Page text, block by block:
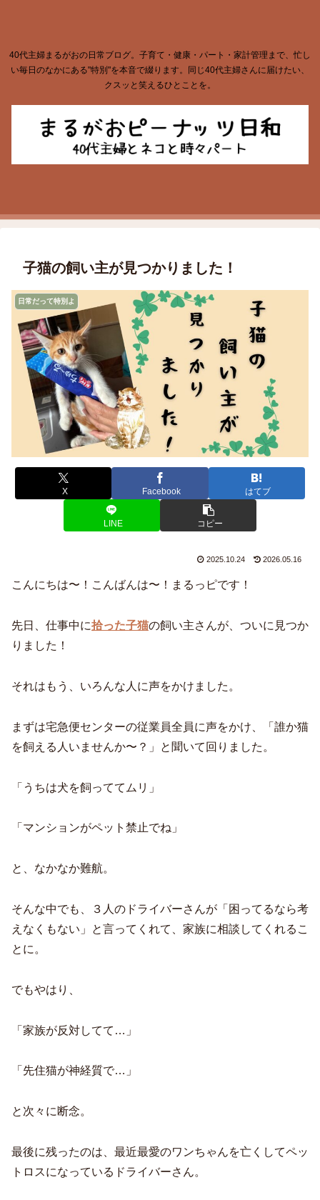
40代主婦まるがおの日常ブログ。子育て・健康・パート・家計管理まで、忙し
い毎日のなかにある"特別"を本音で綴ります。同じ40代主婦さんに届けたい、
クスッと笑えるひとことを。
子猫の飼い主が見つかりました！
日常だって特別よ
X Facebook はてブ
LINE コピー
2025.10.24 2026.05.16
こんにちは〜！こんばんは〜！まるっピです！
先日、仕事中に拾った子猫の飼い主さんが、ついに見つか
りました！
それはもう、いろんな人に声をかけました。
まずは宅急便センターの従業員全員に声をかけ、「誰か猫
を飼える人いませんか〜？」と聞いて回りました。
「うちは犬を飼っててムリ」
「マンションがペット禁止でね」
と、なかなか難航。
そんな中でも、３人のドライバーさんが「困ってるなら考
えなくもない」と言ってくれて、家族に相談してくれるこ
とに。
でもやはり、
「家族が反対してて…」
「先住猫が神経質で…」
と次々に断念。
最後に残ったのは、最近最愛のワンちゃんを亡くしてペッ
トロスになっているドライバーさん。